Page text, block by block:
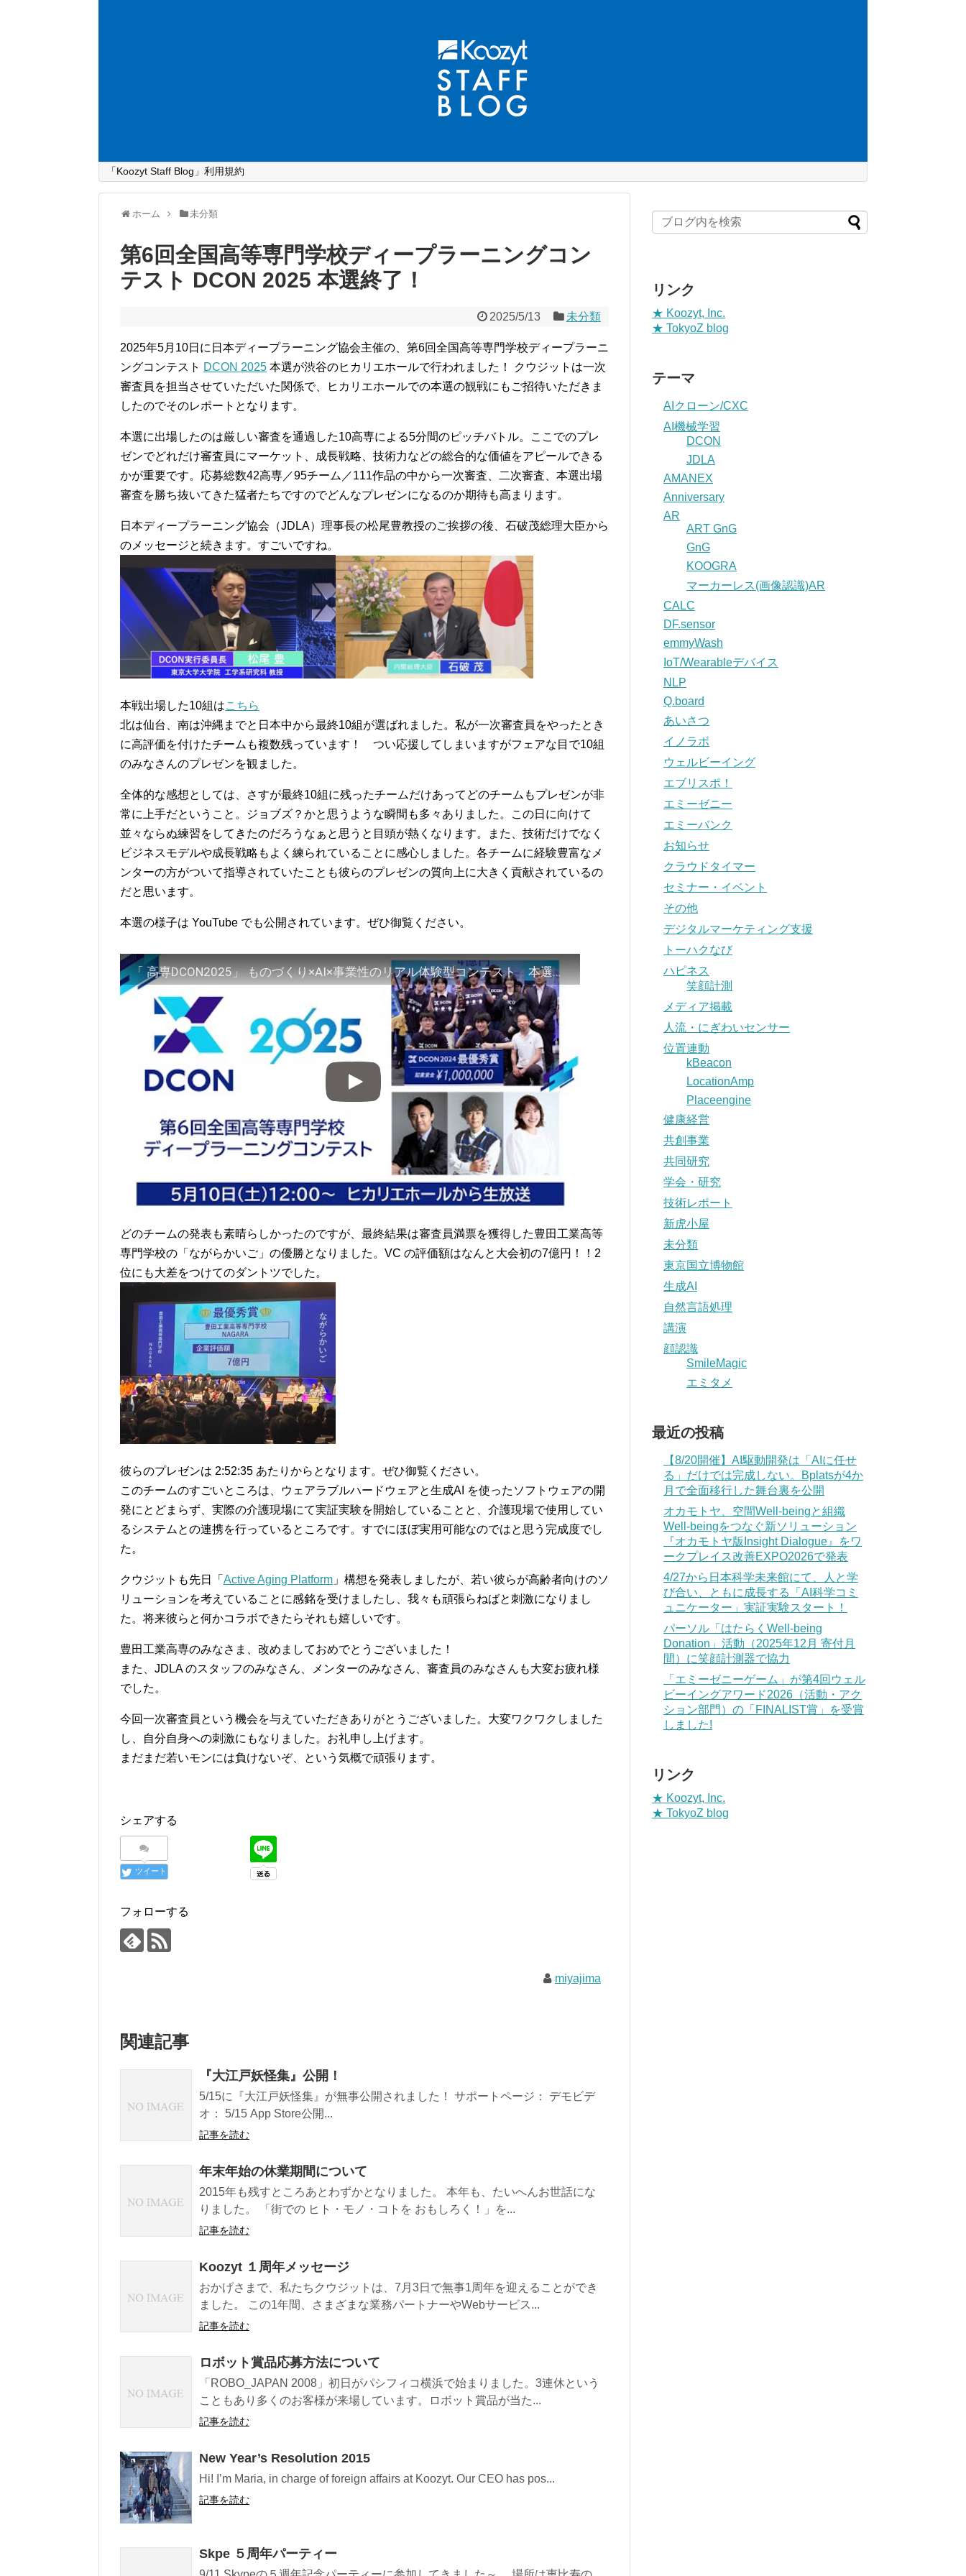
「Koozyt Staff Blog」利用規約
ホーム 未分類
第6回全国高等専門学校ディープラーニングコン
テスト DCON 2025 本選終了！
2025/5/13 未分類
2025年5月10日に日本ディープラーニング協会主催の、第6回全国高等専門学校ディープラーニ
ングコンテスト DCON 2025 本選が渋谷のヒカリエホールで行われました！ クウジットは一次
審査員を担当させていただいた関係で、ヒカリエホールでの本選の観戦にもご招待いただきま
したのでそのレポートとなります。
本選に出場したのは厳しい審査を通過した10高専による5分間のピッチバトル。ここでのプレ
ゼンでどれだけ審査員にマーケット、成長戦略、技術力などの総合的な価値をアピールできる
かが重要です。応募総数42高専／95チーム／111作品の中から一次審査、二次審査、本選出場
審査を勝ち抜いてきた猛者たちですのでどんなプレゼンになるのか期待も高まります。
日本ディープラーニング協会（JDLA）理事長の松尾豊教授のご挨拶の後、石破茂総理大臣から
のメッセージと続きます。すごいですね。
本戦出場した10組はこちら
北は仙台、南は沖縄までと日本中から最終10組が選ばれました。私が一次審査員をやったとき
に高評価を付けたチームも複数残っています！ つい応援してしまいますがフェアな目で10組
のみなさんのプレゼンを観ました。
全体的な感想としては、さすが最終10組に残ったチームだけあってどのチームもプレゼンが非
常に上手だということ。ジョブズ？かと思うような瞬間も多々ありました。この日に向けて
並々ならぬ練習をしてきたのだろうなぁと思うと目頭が熱くなります。また、技術だけでなく
ビジネスモデルや成長戦略もよく練られていることに感心しました。各チームに経験豊富なメ
ンターの方がついて指導されていたことも彼らのプレゼンの質向上に大きく貢献されているの
だと思います。
本選の様子は YouTube でも公開されています。ぜひ御覧ください。
「 高専DCON2025」 ものづくり×AI×事業性のリアル体験型コンテスト 本選生中継！
どのチームの発表も素晴らしかったのですが、最終結果は審査員満票を獲得した豊田工業高等
専門学校の「ながらかいご」の優勝となりました。VC の評価額はなんと大会初の7億円！！2
位にも大差をつけてのダントツでした。
彼らのプレゼンは 2:52:35 あたりからとなります。ぜひ御覧ください。
このチームのすごいところは、ウェアラブルハードウェアと生成AI を使ったソフトウェアの開
発にとどまらず、実際の介護現場にて実証実験を開始していることと、介護現場で使用してい
るシステムとの連携を行っているところです。すでにほぼ実用可能なのではと思う完成度でし
た。
クウジットも先日「 Active Aging Platform 」構想を発表しましたが、若い彼らが高齢者向けのソ
リューションを考えていることに感銘を受けましたし、我々も頑張らねばと刺激になりまし
た。将来彼らと何かコラボできたらそれも嬉しいです。
豊田工業高専のみなさま、改めましておめでとうございました！
また、JDLA のスタッフのみなさん、メンターのみなさん、審査員のみなさんも大変お疲れ様
でした。
今回一次審査員という機会を与えていただきありがとうございました。大変ワクワクしました
し、自分自身への刺激にもなりました。お礼申し上げます。
まだまだ若いモンには負けないぞ、という気概で頑張ります。
シェアする
ツイート
フォローする
miyajima
関連記事
『大江戸妖怪集』公開！
5/15に『大江戸妖怪集』が無事公開されました！ サポートページ： デモビデ
オ： 5/15 App Store公開...
記事を読む
年末年始の休業期間について
2015年も残すところあとわずかとなりました。 本年も、たいへんお世話にな
りました。 「街での ヒト・モノ・コトを おもしろく！」を...
記事を読む
Koozyt １周年メッセージ
おかげさまで、私たちクウジットは、7月3日で無事1周年を迎えることができ
ました。 この1年間、さまざまな業務パートナーやWebサービス...
記事を読む
ロボット賞品応募方法について
「ROBO_JAPAN 2008」初日がパシフィコ横浜で始まりました。3連休という
こともあり多くのお客様が来場しています。ロボット賞品が当た...
記事を読む
New Year’s Resolution 2015
Hi! I’m Maria, in charge of foreign affairs at Koozyt. Our CEO has pos...
記事を読む
Skpe ５周年パーティー
リンク
★ Koozyt, Inc.
★ TokyoZ blog
テーマ
AIクローン/CXC
AI機械学習
DCON
JDLA
AMANEX
Anniversary
AR
ART GnG
GnG
KOOGRA
マーカーレス(画像認識)AR
CALC
DF.sensor
emmyWash
IoT/Wearableデバイス
NLP
Q.board
あいさつ
イノラボ
ウェルビーイング
エブリスポ！
エミーゼニー
エミーバンク
お知らせ
クラウドタイマー
セミナー・イベント
その他
デジタルマーケティング支援
トーハクなび
ハピネス
笑顔計測
メディア掲載
人流・にぎわいセンサー
位置連動
kBeacon
LocationAmp
Placeengine
健康経営
共創事業
共同研究
学会・研究
技術レポート
新虎小屋
未分類
東京国立博物館
生成AI
自然言語処理
講演
顔認識
SmileMagic
エミタメ
最近の投稿
【8/20開催】AI駆動開発は「AIに任せ
る」だけでは完成しない。Bplatsが4か
月で全面移行した舞台裏を公開
オカモトヤ、空間Well-beingと組織
Well-beingをつなぐ新ソリューション
『オカモトヤ版Insight Dialogue』をワ
ークプレイス改善EXPO2026で発表
4/27から日本科学未来館にて、人と学
び合い、ともに成長する「AI科学コミ
ュニケーター」実証実験スタート！
パーソル「はたらくWell-being
Donation」活動（2025年12月 寄付月
間）に笑顔計測器で協力
「エミーゼニーゲーム」が第4回ウェル
ビーイングアワード2026（活動・アク
ション部門）の「FINALIST賞」を受賞
しました!
リンク
★ Koozyt, Inc.
★ TokyoZ blog